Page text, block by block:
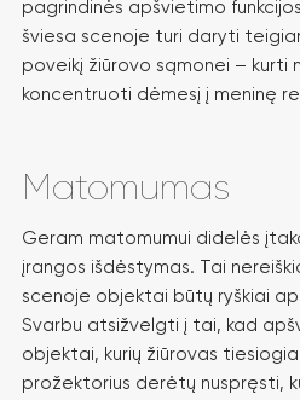
pagrindinės apšvietimo
šviesa scenoje turi daryti
poveikį žiūrovo sąmonei – kurti
koncentruoti dėmesį į meninę
Matomumas
Geram matomumui didelės
įrangos išdėstymas. Tai
scenoje objektai būtų ryškiai
Svarbu atsižvelgti į tai, kad
objektai, kurių žiūrovas
prožektorius derėtų nuspręsti,